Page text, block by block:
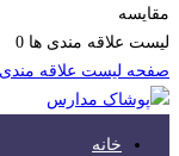
مقایسه
لیست علاقه مندی ها 0
صفحه لیست علاقه مندی
خانه